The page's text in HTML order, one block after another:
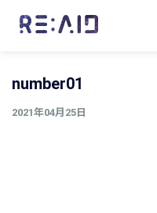
number01
2021年04月25日